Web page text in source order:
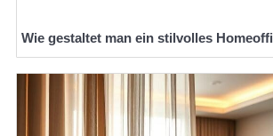
Wie gestaltet man ein stilvolles